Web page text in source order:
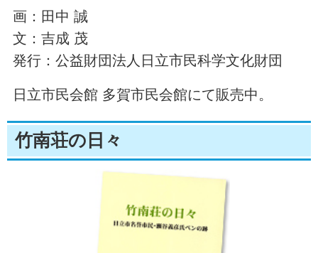
画：田中 誠
文：吉成 茂
発行：公益財団法人日立市民科学文化財団
日立市民会館 多賀市民会館にて販売中。
竹南荘の日々